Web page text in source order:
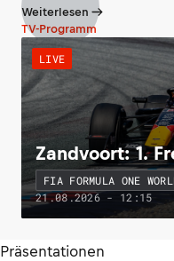
Weiterlesen
TV-Programm
LIVE
Zandvoort: 1.
FIA FORMULA ONE
21.08.2026 - 12:15
Präsentationen